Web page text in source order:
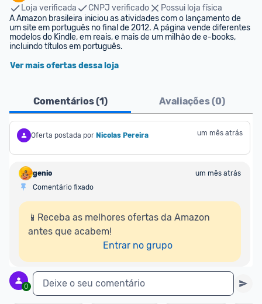
Loja verificada
CNPJ verificado
Possui loja física
A Amazon brasileira iniciou as atividades com o lançamento de
um site em português no final de 2012. A página vende diferentes
modelos do Kindle, em reais, e mais de um milhão de e-books,
incluindo títulos em português.
Ver mais ofertas dessa loja
Comentários (1) Avaliações (0)
Oferta postada por Nicolas Pereira um mês atrás
genio
um mês atrás
Comentário fixado
📱Receba as melhores ofertas da Amazon
antes que acabem!
Entrar no grupo
0 Deixe o seu comentário